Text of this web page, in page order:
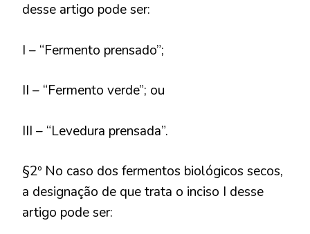
desse artigo pode ser:
I – “Fermento prensado”;
II – “Fermento verde”; ou
III – “Levedura prensada”.
§2º No caso dos fermentos biológicos secos,
a designação de que trata o inciso I desse
artigo pode ser: